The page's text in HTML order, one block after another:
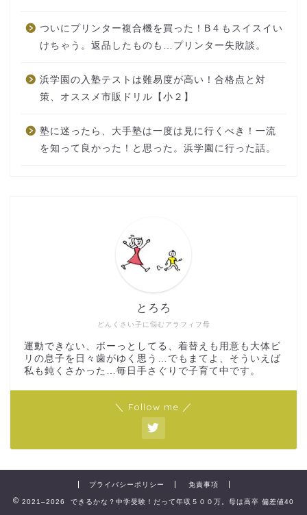
ついにプリンター複合機を買った！B４もスイスイい
けちゃう。返品したものも…プリンター失敗談。
浜学園の入塾テストは難易度が高い！合格点と対
策、オススメ市販ドリル【小２】
塾に迷ったら、大手塾は一度は見に行くべき！一流
を知って良かった！と思った。浜学園に行った話。
どんくさい子に悩むアラフィフ母
とろろ
運動できない、ボーっとしてる、着替えも用意も大体ビ
リの息子を日々歯がゆく思う…でもまてよ、そういえば
私も鈍くさかった…毎日手さぐりで子育て中です。
＼ Follow me ／
プライバシーポリシー 免責事項
2021–2026 できるかな？中学受験！だって年収５００万。母は高卒 偏差値40